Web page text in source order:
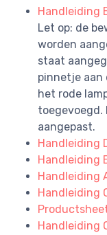
Handleiding
Let op: de
worden
staat
pinnetje aan
het rode
toegevoegd.
aangepast.
Handleiding
Handleiding
Handleiding
Handleiding
Handleiding